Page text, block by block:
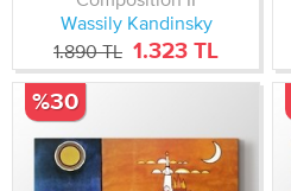
Wassily Kandinsky
1.890 TL 1.323 TL
%30